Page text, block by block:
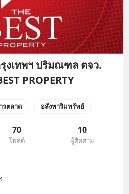
งเทพฯ ปริมณฑล ตจว.
PROPERTY
รตลาด อสังหาริมทรัพย์
70
โพสต์
10
ผู้ติดตาม